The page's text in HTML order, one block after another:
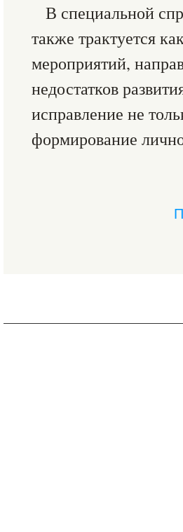
В специальной
также трактуется
мероприятий,
недостатков
исправление не
формирование